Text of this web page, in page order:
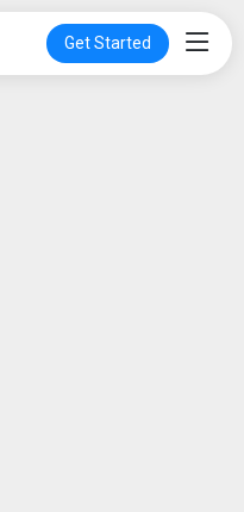
Get Started